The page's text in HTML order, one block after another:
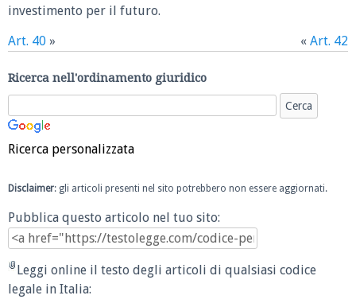
investimento per il futuro.
Art. 40 » « Art. 42
Ricerca nell'ordinamento giuridico
Ricerca personalizzata
Disclaimer: gli articoli presenti nel sito potrebbero non essere aggiornati.
Pubblica questo articolo nel tuo sito:
Leggi online il testo degli articoli di qualsiasi codice
legale in Italia: